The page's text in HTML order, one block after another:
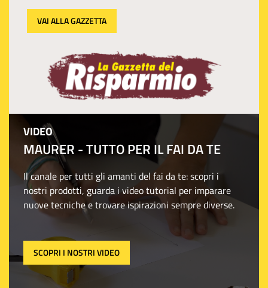
VAI ALLA GAZZETTA
VIDEO
MAURER - TUTTO PER IL FAI DA TE
Il canale per tutti gli amanti del fai da te: scopri i
nostri prodotti, guarda i video tutorial per imparare
nuove tecniche e trovare ispirazioni sempre diverse.
SCOPRI I NOSTRI VIDEO